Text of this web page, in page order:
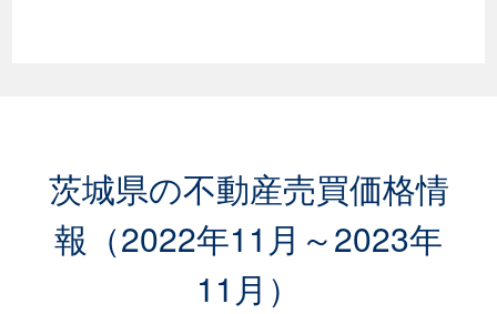
茨城県の不動産売買価格情
報（2022年11月～2023年
11月）